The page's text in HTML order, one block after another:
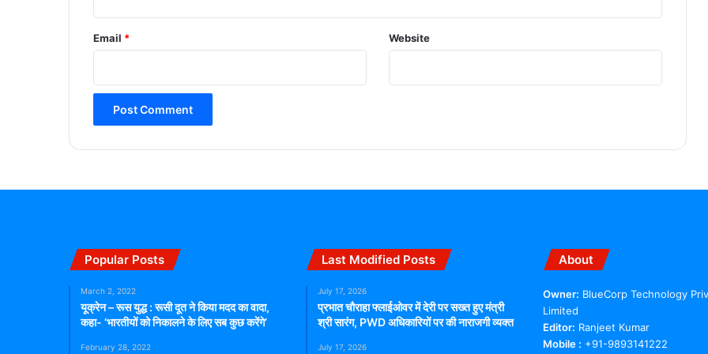
Email * Website
Popular Posts
March 2, 2022
यूक्रेन – रूस युद्ध : रूसी दूत ने किया मदद का वादा,
कहा- ‘भारतीयों को निकालने के लिए सब कुछ करेंगे’
February 28, 2022
Last Modified Posts
July 17, 2026
प्रभात चौराहा फ्लाईओवर में देरी पर सख्त हुए मंत्री
श्री सारंग, PWD अधिकारियों पर की नाराजगी व्यक्त
July 17, 2026
About
Owner: BlueCorp Technology
Limited
Editor: Ranjeet Kumar
Mobile : +91-9893141222